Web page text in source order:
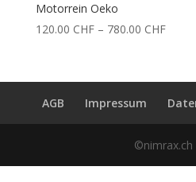
Motorrein Oeko
120.00 CHF – 780.00 CHFPrice
AGB Impressum
©nimrax.ch